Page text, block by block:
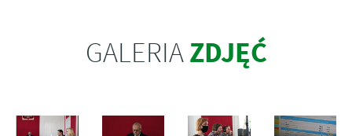
GALERIAZDJĘĆ